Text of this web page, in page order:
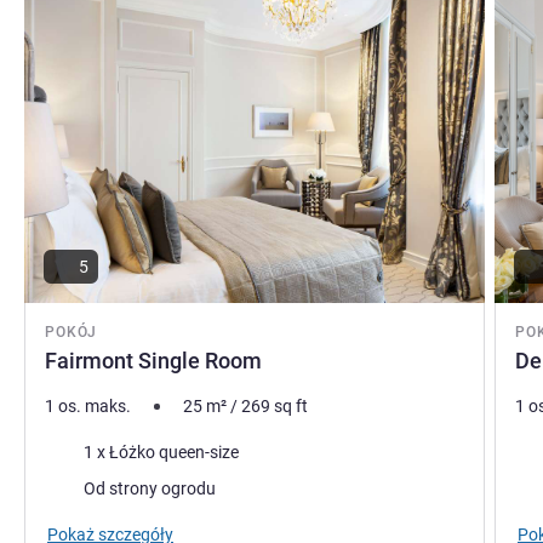
POKÓJ
Fairmont Single Room
5
1 os. maks. 25 m²/269 sq ft
Pościel1 x Łóżko queen-size
Widoki:Od strony ogrodu
Pokaż szczegóły
1